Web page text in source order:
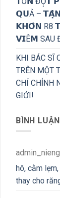
𝗤𝗨Ả –
𝗞𝗛𝗢̂𝗡 R8
𝗩𝗜Ê𝗠 SAU
KHI BÁC SĨ
TRÊN MỘT
CHÍ CHỈNH
GIỚI!
BÌNH
hô, cằm
thay cho